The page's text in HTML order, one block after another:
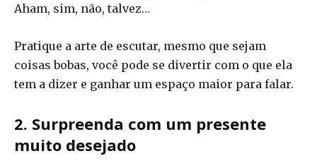
Aham, sim, não, talvez…
Pratique a arte de escutar, mesmo que sejam
coisas bobas, você pode se divertir com o que ela
tem a dizer e ganhar um espaço maior para falar.
2. Surpreenda com um presente
muito desejado